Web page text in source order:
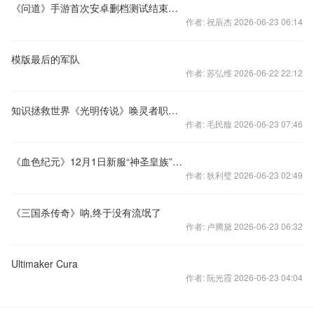
《问道》手游首次安卓删档测试结束通知
作者: 祝辰杰 2026-06-23 06:14
模版最后的军队
作者: 苏弘维 2026-06-22 22:12
知识拯救世界《光明传说》唤灵者职业介绍
作者: 毛民馥 2026-06-23 07:46
《血色纪元》12月1日新服“神圣皇族”开启
作者: 狄利璧 2026-06-23 02:49
《三国杀传奇》呐,终于没有流氓了
作者: 卢腾黛 2026-06-23 06:32
Ultimaker Cura
作者: 阮光霞 2026-06-23 04:04